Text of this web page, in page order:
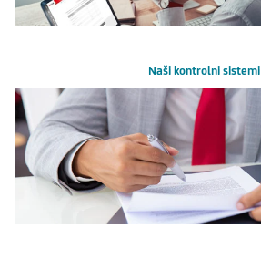
Naši kontrolni sistemi